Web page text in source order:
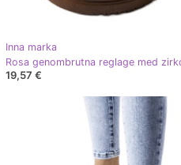
Inna marka
19,57 €